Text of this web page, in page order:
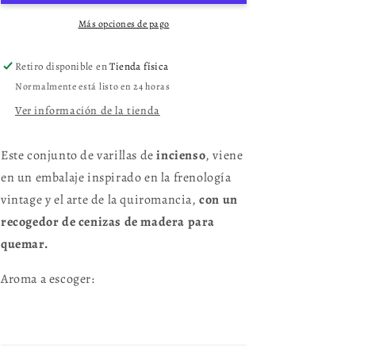
Más opciones de pago
Retiro disponible enTienda física
Normalmente está listo en 24 horas
Ver información de la tienda
Este conjunto de varillas deincienso, viene
en un embalaje inspirado en la frenología
vintage y el arte de la quiromancia,con un
recogedor de cenizas de madera para
quemar.
Aroma a escoger: